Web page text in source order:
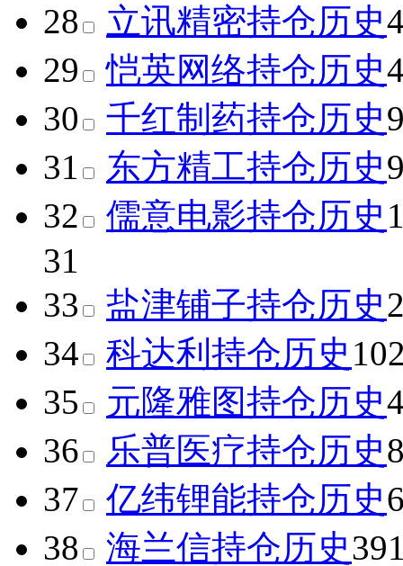
28
立讯精密持仓历史
29
恺英网络持仓历史
30
千红制药持仓历史
31
东方精工持仓历史
32
儒意电影持仓历史
31
33
盐津铺子持仓历史
34
科达利 持仓历史
35
元隆雅图持仓历史
36
乐普医疗持仓历史
37
亿纬锂能持仓历史
38
海兰信持仓历史